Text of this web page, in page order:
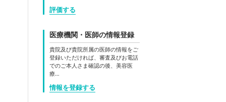
評価する
医療機関・医師の情報登録
貴院及び貴院所属の医師の情報をご
登録いただければ、審査及びお電話
でのご本人さま確認の後、美容医
療…
情報を登録する